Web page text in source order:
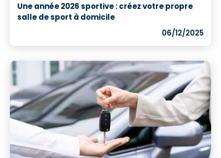
Une année 2026 sportive : créez votre propre
salle de sport à domicile
06/12/2025